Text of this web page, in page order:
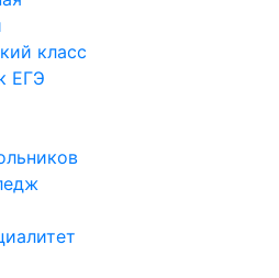
класс
ЕГЭ